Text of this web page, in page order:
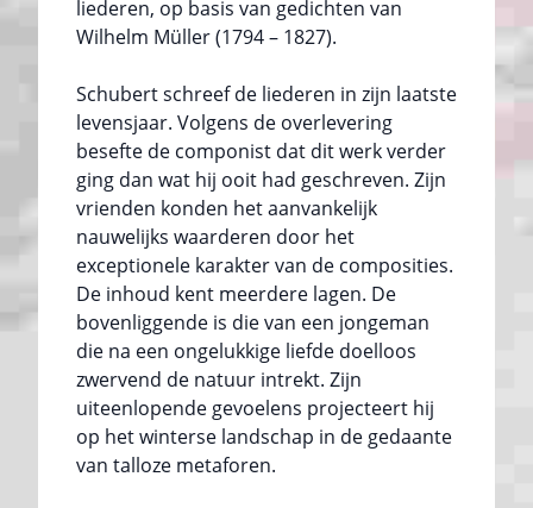
liederen, op basis van gedichten van
Wilhelm Müller (1794 – 1827).
Schubert schreef de liederen in zijn laatste
levensjaar. Volgens de overlevering
besefte de componist dat dit werk verder
ging dan wat hij ooit had geschreven. Zijn
vrienden konden het aanvankelijk
nauwelijks waarderen door het
exceptionele karakter van de composities.
De inhoud kent meerdere lagen. De
bovenliggende is die van een jongeman
die na een ongelukkige liefde doelloos
zwervend de natuur intrekt. Zijn
uiteenlopende gevoelens projecteert hij
op het winterse landschap in de gedaante
van talloze metaforen.